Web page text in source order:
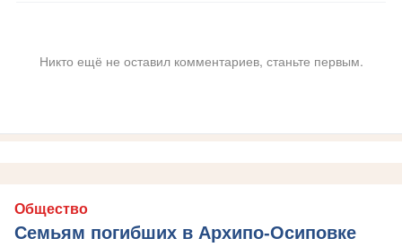
Никто ещё не оставил комментариев, станьте первым.
Общество
Семьям погибших в Архипо-Осиповке